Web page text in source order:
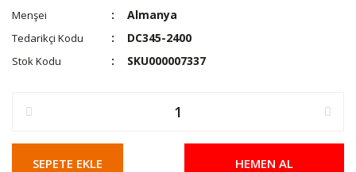
Menşei Almanya
Tedarikçi Kodu DC345-2400
Stok Kodu SKU000007337
SEPETE EKLE HEMEN AL